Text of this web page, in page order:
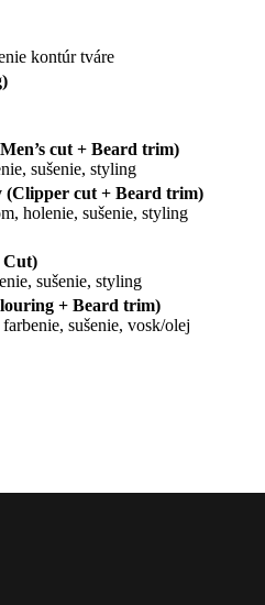
kontúr tváre
cut + Beard trim)
sušenie, styling
cut + Beard trim)
holenie, sušenie, styling
Cut)
sušenie, styling
+ Beard trim)
sušenie, vosk/olej